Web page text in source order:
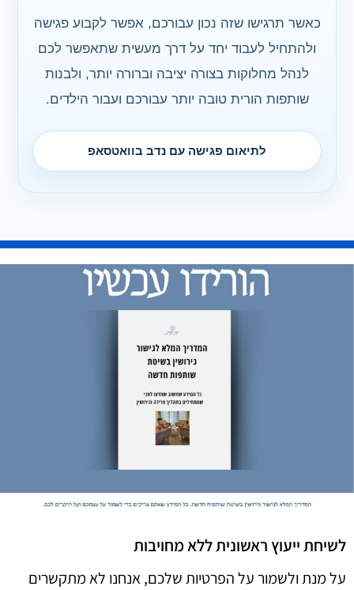
כאשר תרגישו שזה נכון עבורכם, אפשר לקבוע פגישה
ולהתחיל לעבוד יחד על דרך מעשית שתאפשר לכם
לנהל מחלוקות בצורה יציבה וברורה יותר, ולבנות
שותפות הורית טובה יותר עבורכם ועבור הילדים.
לתיאום פגישה עם נדב בוואטסאפ
לשיחת ייעוץ ראשונית ללא מחויבות
על מנת ולשמור על הפרטיות שלכם, אנחנו לא מתקשרים